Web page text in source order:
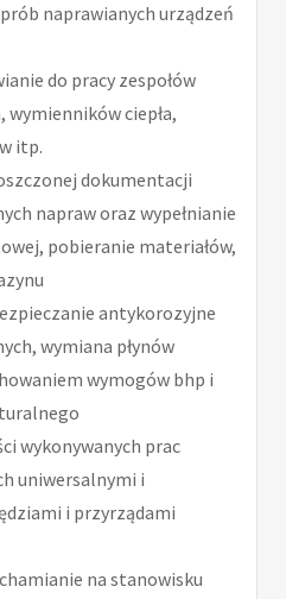
naprawianych urządzeń
do pracy zespołów
ciepła,
itp.
dokumentacji
napraw oraz wypełnianie
pobieranie materiałów,
antykorozyjne
wymiana płynów
wymogów bhp i
wykonywanych prac
uniwersalnymi i
i przyrządami
na stanowisku